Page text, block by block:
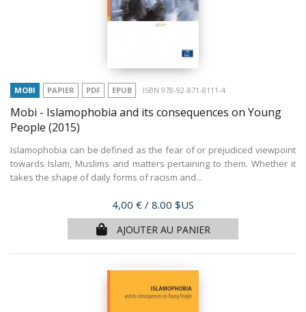
MOBI PAPIER PDF EPUB ISBN 978-92-871-8111-4
Mobi - Islamophobia and its consequences on Young
People (2015)
Islamophobia can be defined as the fear of or prejudiced viewpoint
towards Islam, Muslims and matters pertaining to them. Whether it
takes the shape of daily forms of racism and...
Prix
4,00 € / 8.00 $US
AJOUTER AU PANIER